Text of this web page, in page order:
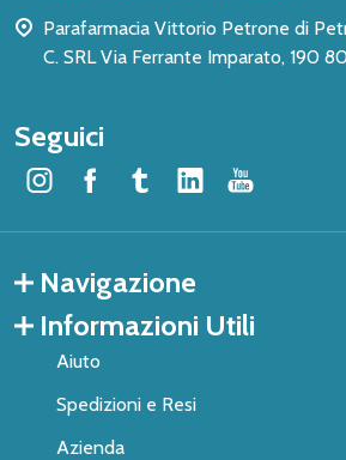
Parafarmacia Vittorio Petrone di
C. SRL Via Ferrante Imparato, 190
Seguici
Navigazione
Informazioni Utili
Aiuto
Spedizioni e Resi
Azienda